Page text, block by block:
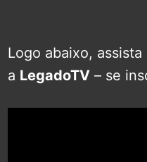
Logo abaixo,
a LegadoTV – se